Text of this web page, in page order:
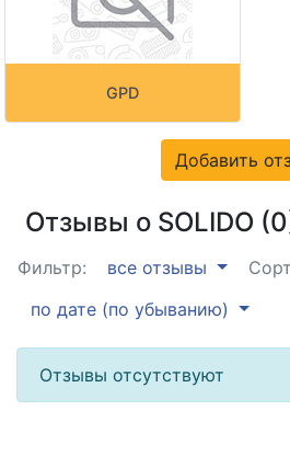
GPD
Добавить
Отзывы о SOLIDO
Фильтр: все отзывы
по дате (по убыванию)
Отзывы отсутствуют